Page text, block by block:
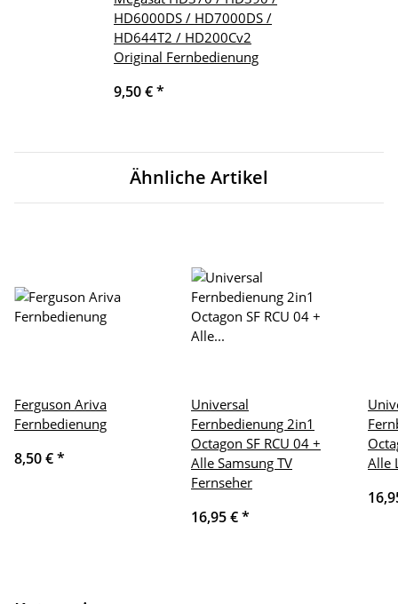
HD6000DS / HD7000DS /
HD644T2 / HD200Cv2
Original Fernbedienung
9,50 €*
Ähnliche Artikel
Ferguson Ariva
Fernbedienung
8,50 €*
Universal
Fernbedienung 2in1
Octagon SF RCU 04 +
Alle Samsung TV
Fernseher
16,95 €*
Alle